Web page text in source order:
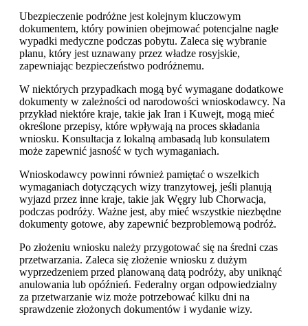
Ubezpieczenie podróżne jest kolejnym kluczowym
dokumentem, który powinien obejmować potencjalne nagłe
wypadki medyczne podczas pobytu. Zaleca się wybranie
planu, który jest uznawany przez władze rosyjskie,
zapewniając bezpieczeństwo podróżnemu.
W niektórych przypadkach mogą być wymagane dodatkowe
dokumenty w zależności od narodowości wnioskodawcy. Na
przykład niektóre kraje, takie jak Iran i Kuwejt, mogą mieć
określone przepisy, które wpływają na proces składania
wniosku. Konsultacja z lokalną ambasadą lub konsulatem
może zapewnić jasność w tych wymaganiach.
Wnioskodawcy powinni również pamiętać o wszelkich
wymaganiach dotyczących wizy tranzytowej, jeśli planują
wyjazd przez inne kraje, takie jak Węgry lub Chorwacja,
podczas podróży. Ważne jest, aby mieć wszystkie niezbędne
dokumenty gotowe, aby zapewnić bezproblemową podróż.
Po złożeniu wniosku należy przygotować się na średni czas
przetwarzania. Zaleca się złożenie wniosku z dużym
wyprzedzeniem przed planowaną datą podróży, aby uniknąć
anulowania lub opóźnień. Federalny organ odpowiedzialny
za przetwarzanie wiz może potrzebować kilku dni na
sprawdzenie złożonych dokumentów i wydanie wizy.